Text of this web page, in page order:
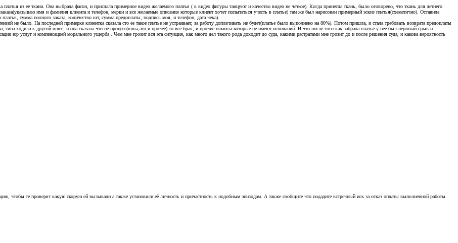
из ее ткани. Она выбрала фасон, и прислала примерное видео желаемого платья ( в видео фигуры танцуют и качество видео не четкое). Когда принесла ткань, было оговорено, что ткань для летнего
имя и фамилия клиента и телефон, мерки и все желаемые описания которые клиент хочет попытаться учесть в платье) там же был нарисован примерный эскиз платья(схематично). Оставила
сумма полного заказа, количество шт, сумма предоплаты, подпись моя, и телефон, дата чека).
не было. На последней примерке клиентка сказала сто ее такое платье не устраивает, за работу доплачивать не будет(платье было выполнено на 80%). Потом пришла, и стала требовать возврата предоплаты
типа ходила к другой швее, и она сказала что не процесс(швы,ато и прочее) то все брак, и прочие нюансы которые не имеют оснований. И что после того как забрала платье у нее был нервный срыв и
юр услуг и компенсацией морального ущерба . Чем мне грозит вся эта ситуация, как много дел такого рода доходит до суда, какими растратами мне грозит до и после решения суда, и какова вероятность
чтобы те проверят какую скорую ей вызывали а также установили её личность и причастность к подобным эпизодам. А также сообщите что подадите встречный иск за отказ оплаты выполненной работы.